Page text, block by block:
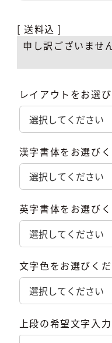
送料込
申し訳ございませ
レイアウトをお選
漢字書体をお選び
英字書体をお選び
文字色をお選びく
上段の希望文字入力